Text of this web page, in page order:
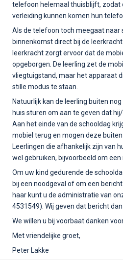
telefoon helemaal thuisblijft, zodat
verleiding kunnen komen hun
Als de telefoon toch meegaat naar
binnenkomst direct bij de
leerkracht zorgt ervoor dat de
opgeborgen. De leerling zet de
vliegtuigstand, maar het apparaat
stille modus te staan.
Natuurlijk kan de leerling buiten
huis sturen om aan te geven dat
Aan het einde van de schooldag
mobiel terug en mogen deze
Leerlingen die afhankelijk zijn van
wel gebruiken, bijvoorbeeld om
Om uw kind gedurende de
bij een noodgeval of om een
haar kunt u de administratie van
4531549). Wij geven dat bericht
We willen u bij voorbaat danken
Met vriendelijke groet,
Peter Lakke